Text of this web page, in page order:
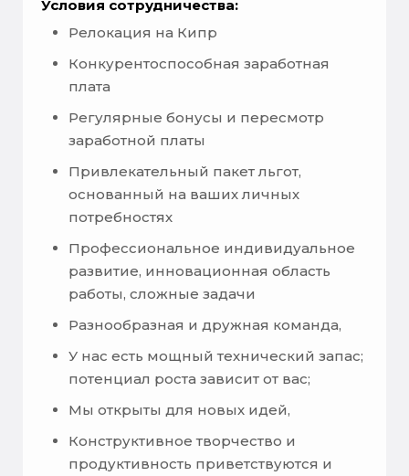
Условия сотрудничества:
Релокация на Кипр
Конкурентоспособная заработная
плата
Регулярные бонусы и пересмотр
заработной платы
Привлекательный пакет льгот,
основанный на ваших личных
потребностях
Профессиональное индивидуальное
развитие, инновационная область
работы, сложные задачи
Разнообразная и дружная команда,
У нас есть мощный технический запас;
потенциал роста зависит от вас;
Мы открыты для новых идей,
Конструктивное творчество и
продуктивность приветствуются и